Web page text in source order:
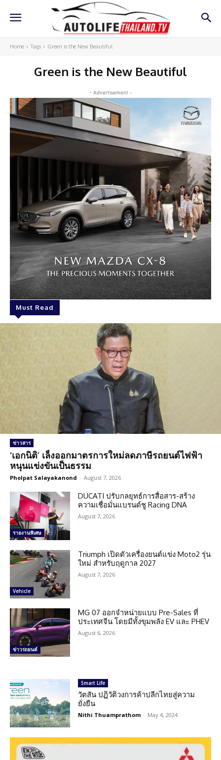
Home Tags Green is the New Beautiful
Green is the New Beautiful
- Advertisement -
Must Read
ข่าวสาร
‘เอกนิติ’ เล็งออกมาตรการใหม่ลดภาษีรถยนต์ไฟฟ้า
หนุนแข่งขันเป็นธรรม
Pholpat Salayakanond - August 7, 2026
รายงานพิเศษ
DUCATI ปรับกลยุทธ์การสื่อสาร-สร้าง
ความเชื่อมั่นแบรนด์ชู Racing DNA
August 7, 2026
Vehicle
Triumph เปิดตัวเครื่องยนต์แข่ง Moto2 รุ่น
ใหม่ สำหรับฤดูกาล 2027
August 7, 2026
ข่าวรถยนต์
MG 07 ออกจำหน่ายแบบ Pre-Sales ที่
ประเทศจีน โดยมีทั้งขุมพลัง EV และ PHEV
August 6, 2026
Smart Life
วัตสัน ปฏิวัติวงการค้าปลีกไทยสู่ความ
ยั่งยืน
Nithi Thuamprathom - May 4, 2024